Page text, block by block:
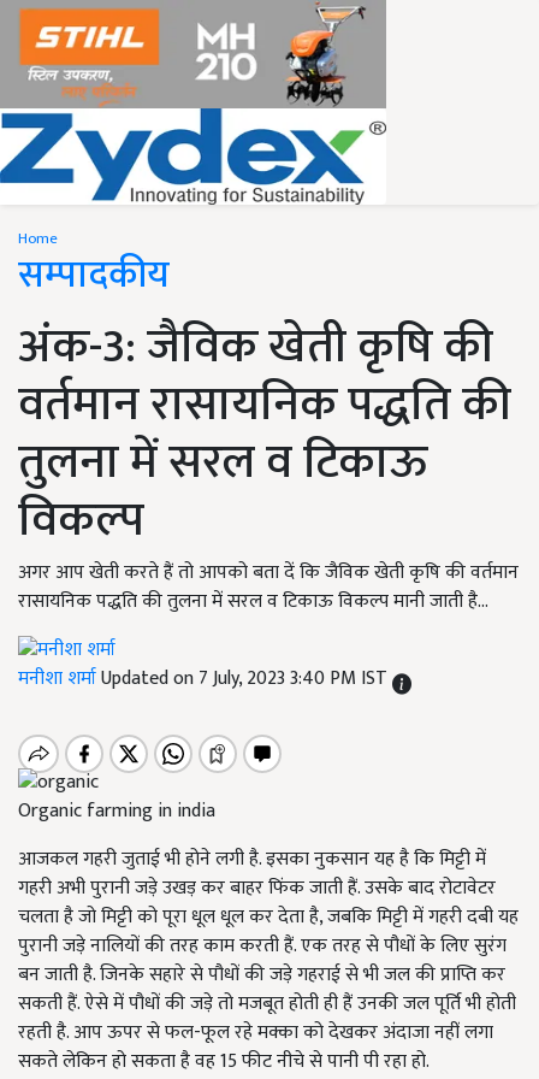
Home
सम्पादकीय
अंक-3: जैविक खेती कृषि की
वर्तमान रासायनिक पद्धति की
तुलना में सरल व टिकाऊ
विकल्प
अगर आप खेती करते हैं तो आपको बता दें कि जैविक खेती कृषि की वर्तमान
रासायनिक पद्धति की तुलना में सरल व टिकाऊ विकल्प मानी जाती है...
मनीशा शर्माUpdated on 7 July, 2023 3:40 PM IST
Organic farming in india
आजकल गहरी जुताई भी होने लगी है. इसका नुकसान यह है कि मिट्टी में
गहरी अभी पुरानी जड़े उखड़ कर बाहर फिंक जाती हैं. उसके बाद रोटावेटर
चलता है जो मिट्टी को पूरा धूल धूल कर देता है, जबकि मिट्टी में गहरी दबी यह
पुरानी जड़े नालियों की तरह काम करती हैं. एक तरह से पौधों के लिए सुरंग
बन जाती है. जिनके सहारे से पौधों की जड़े गहराई से भी जल की प्राप्ति कर
सकती हैं. ऐसे में पौधों की जड़े तो मजबूत होती ही हैं उनकी जल पूर्ति भी होती
रहती है. आप ऊपर से फल-फूल रहे मक्का को देखकर अंदाजा नहीं लगा
सकते लेकिन हो सकता है वह 15 फीट नीचे से पानी पी रहा हो.